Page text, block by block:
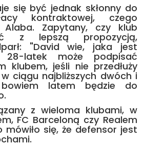
się być jednak skłonny do
kontraktowej, czego
Alaba. Zapytany, czy klub
z lepszą propozycją,
"David wie, jaka jest
28-latek może podpisać
klubem, jeśli nie przedłuży
ciągu najbliższych dwóch i
latem będzie do
z wieloma klubami, w
FC Barceloną czy Realem
się, że defensor jest